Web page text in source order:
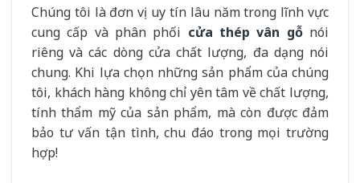
Chúng tôi là đơn vị uy tín lâu năm trong lĩnh vực
cung cấp và phân phối cửa thép vân gỗnói
riêng và các dòng cửa chất lượng, đa dạng nói
chung. Khi lựa chọn những sản phẩm của chúng
tôi, khách hàng không chỉ yên tâm về chất lượng,
tính thẩm mỹ của sản phẩm, mà còn được đảm
bảo tư vấn tận tình, chu đáo trong mọi trường
hợp!